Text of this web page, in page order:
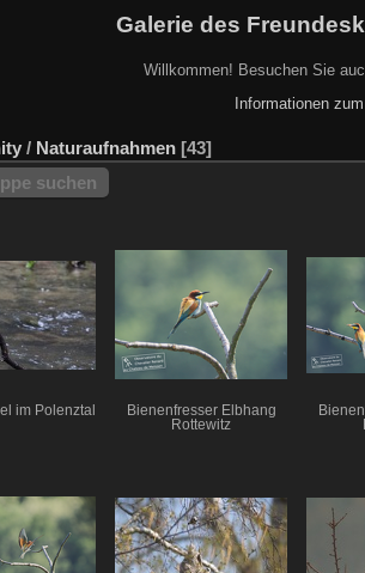
Galerie des
Willkommen! Besuchen Sie
Informationen
/ Naturaufnahmen 43
suchen
im Polenztal
Bienenfresser Elbhang
Rottewitz